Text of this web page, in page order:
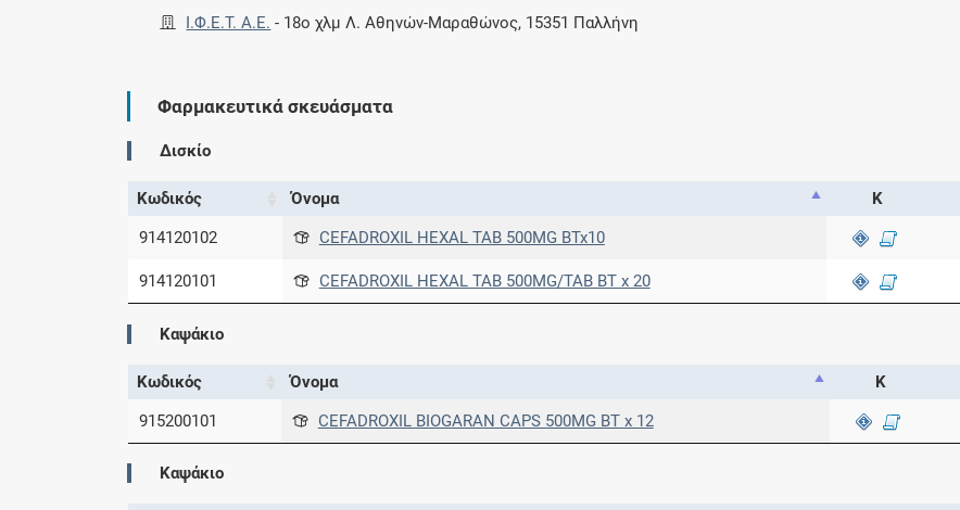
Ι.Φ.Ε.Τ. A.E. - 18ο χλμ Λ. Αθηνών-Μαραθώνος, 15351 Παλλήνη
Φαρμακευτικά σκευάσματα
Δισκίο
Κωδικός Όνομα Κ
914120102
CEFADROXIL HEXAL TAB 500MG BTx10
914120101 CEFADROXIL HEXAL TAB 500MG/TAB BT x 20
Καψάκιο
Κωδικός Όνομα Κ
915200101
CEFADROXIL BIOGARAN CAPS 500MG BT x 12
Καψάκιο